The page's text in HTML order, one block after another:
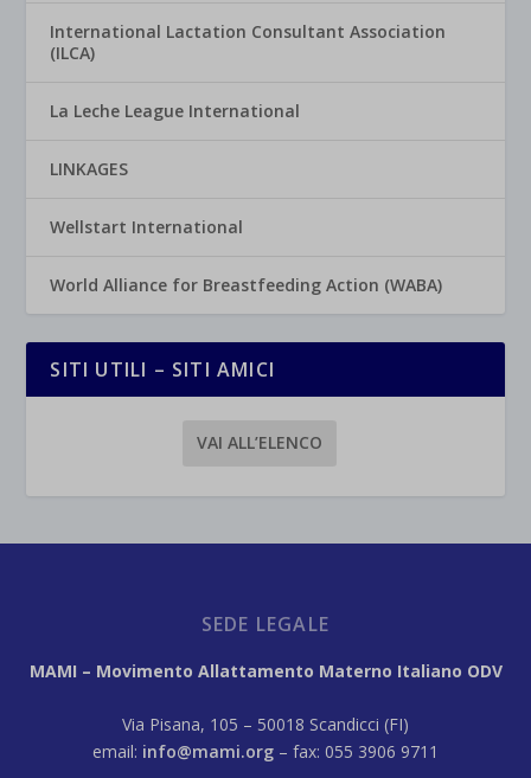
International Lactation Consultant Association
(ILCA)
La Leche League International
LINKAGES
Wellstart International
World Alliance for Breastfeeding Action (WABA)
SITI UTILI – SITI AMICI
VAI ALL’ELENCO
SEDE LEGALE
MAMI – Movimento Allattamento Materno Italiano ODV
Via Pisana, 105 – 50018 Scandicci (FI)
email: info@mami.org – fax: 055 3906 9711